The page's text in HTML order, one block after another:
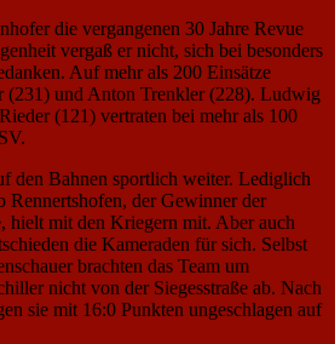
die vergangenen 30 Jahre Revue
vergaß er nicht, sich bei besonders
Auf mehr als 200 Einsätze
(231) und Anton Trenkler (228). Ludwig
(121) vertraten bei mehr als 100
den Bahnen sportlich weiter. Lediglich
Rennertshofen, der Gewinner der
hielt mit den Kriegern mit. Aber auch
die Kameraden für sich. Selbst
brachten das Team um
nicht von der Siegesstraße ab. Nach
sie mit 16:0 Punkten ungeschlagen auf